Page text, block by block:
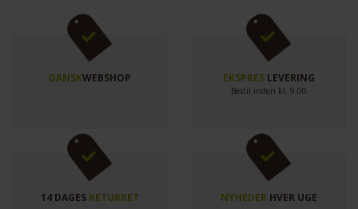
DANSKWEBSHOP EKSPRESLEVERING
Bestil inden kl. 9.00
14 DAGES RETURRET NYHEDERHVER UGE